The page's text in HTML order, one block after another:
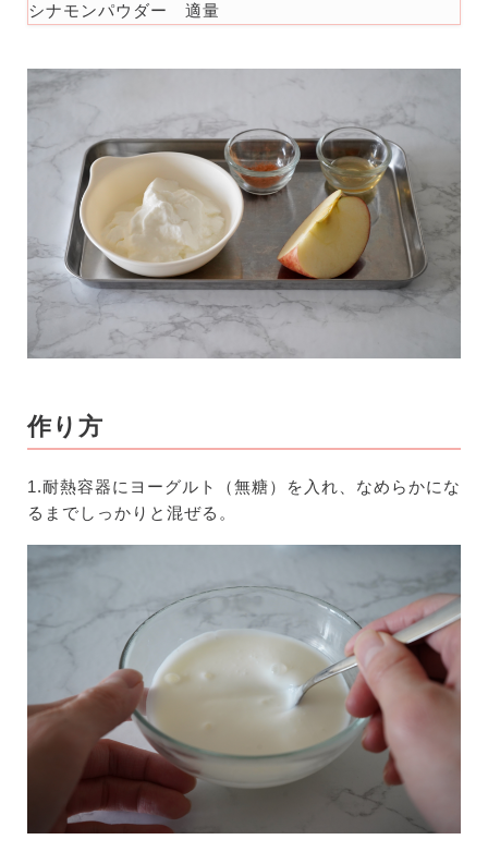
シナモンパウダー 適量
作り方
1.耐熱容器にヨーグルト（無糖）を入れ、なめらかにな
るまでしっかりと混ぜる。